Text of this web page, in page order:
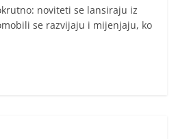
noviteti se lansiraju iz
se razvijaju i mijenjaju, ko